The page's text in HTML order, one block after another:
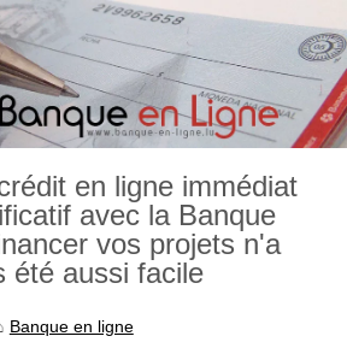
en ligne immédiat
avec la Banque
vos projets n'a
été aussi facile
Banque en ligne